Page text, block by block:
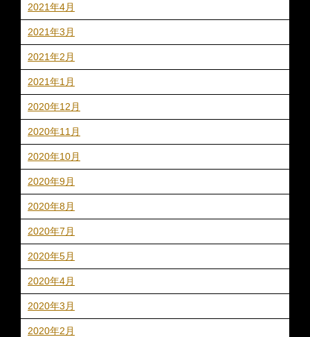
2021年4月
2021年3月
2021年2月
2021年1月
2020年12月
2020年11月
2020年10月
2020年9月
2020年8月
2020年7月
2020年5月
2020年4月
2020年3月
2020年2月